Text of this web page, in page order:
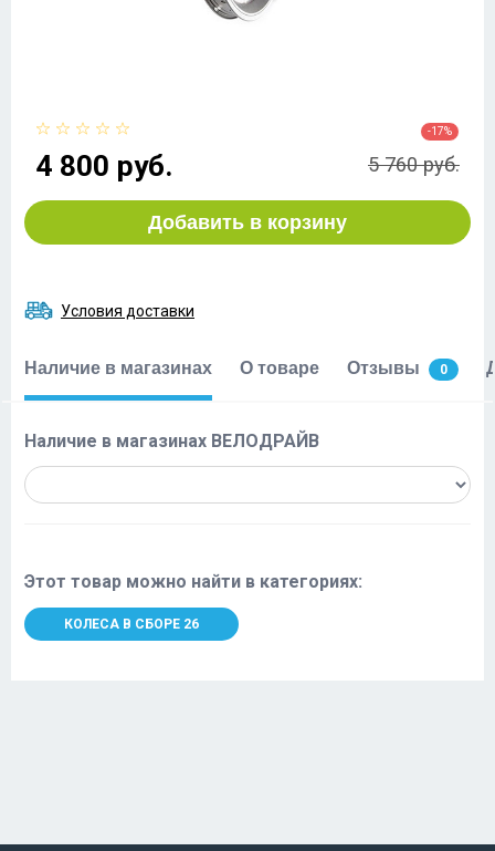
4 800 руб.
-17%
5 760 руб.
Добавить в корзину
Условия доставки
Наличие в магазинах О товаре Отзывы 0
Наличие в магазинах ВЕЛОДРАЙВ
Этот товар можно найти в категориях:
КОЛЕСА В СБОРЕ 26